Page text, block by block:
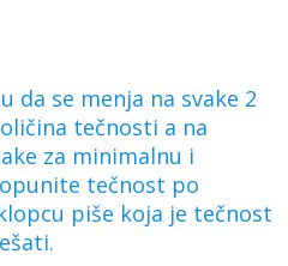
da se menja na svake 2
tečnosti a na
za minimalnu i
tečnost po
piše koja je tečnost